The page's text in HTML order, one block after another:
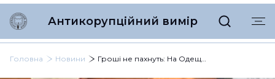
Антикорупційний вимір
Головна Новини Гроші не пахнуть: На Одещині комунальників звинувачують в розтраті при купівлі спецмашини